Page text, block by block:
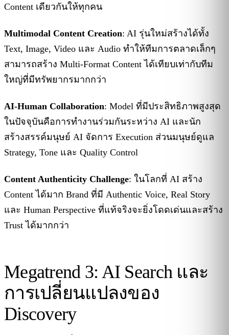
Content เดียวกันให้ทุกคน
Multimodal Content Creation: AI รุ่นใหม่สร้างได้ทั้ง
Text, Image, Video และ Audio ทำให้ทีมการตลาดเล็กๆ
สามารถสร้าง Multi-Format Content ได้เทียบเท่ากับทีม
ใหญ่ที่มีทรัพยากรมากกว่า
AI-Human Collaboration: Model ที่มีประสิทธิภาพสูงสุด
ในปัจจุบันคือการทำงานร่วมกันระหว่าง AI และนัก
สร้างสรรค์มนุษย์ AI จัดการ Execution ส่วนมนุษย์ดูแล
Strategy, Tone และ Quality Control
Content Authenticity Challenge: ในโลกที่ AI สร้าง
Content ได้มาก Brand ที่มี Authentic Voice, Real Story
และ Human Perspective ที่แท้จริงจะยิ่งโดดเด่นและสร้าง
Trust ได้มากกว่า
Megatrend 3: AI Search และ
การเปลี่ยนแปลงของ
Discovery